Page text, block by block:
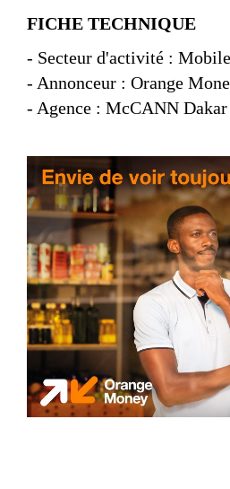
FICHE TECHNIQUE
- Secteur d'activité :
- Annonceur : Orange
- Agence : McCANN Dakar